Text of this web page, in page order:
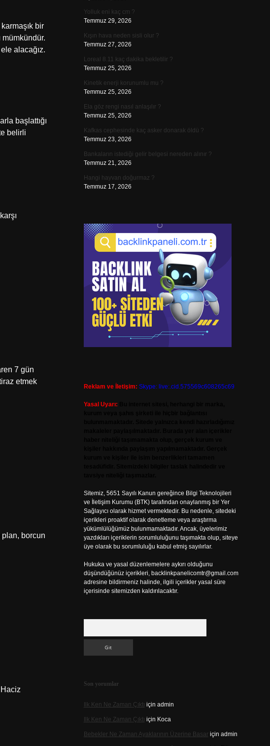
bir
mümkündür.
alacağız.
başlattığı
belirli
7 gün
etmek
plan, borcun
Yolluk eni kaç cm ?
Temmuz 29, 2026
Kışın hava neden sisli olur ?
Temmuz 27, 2026
Loreal 8.11 kaç dakika bekletilir ?
Temmuz 25, 2026
Kinetik enerji korunumlu mu ?
Temmuz 25, 2026
Ela göz rengi nasıl anlaşılır ?
Temmuz 25, 2026
Kafkas cephesinde kaç asker donarak öldü ?
Temmuz 23, 2026
Bankaların istediği gelir belgesi nereden alınır ?
Temmuz 21, 2026
Hangi hayvan doğurmaz ?
Temmuz 17, 2026
Reklam ve İletişim: Skype: live:.cid.575569c608265c69
Yasal Uyarı:
Sitemiz, 5651 Sayılı Kanun gereğince Bilgi Teknolojileri
ve İletişim Kurumu (BTK) tarafından onaylanmış bir Yer
Sağlayıcı olarak hizmet vermektedir. Bu nedenle, sitedeki
içerikleri proaktif olarak denetleme veya araştırma
yükümlülüğümüz bulunmamaktadır. Ancak, üyelerimiz
yazdıkları içeriklerin sorumluluğunu taşımakta olup, siteye
üye olarak bu sorumluluğu kabul etmiş sayılırlar.
Hukuka ve yasal düzenlemelere aykırı olduğunu
düşündüğünüz içerikleri, backlinkpanelicomtr@gmail.com
adresine bildirmeniz halinde, ilgili içerikler yasal süre
içerisinde sitemizden kaldırılacaktır.
Son yorumlar
Ilk Ken Ne Zaman Çıktı için admin
Ilk Ken Ne Zaman Çıktı için Koca
Bebekler Ne Zaman Ayaklarının Üzerine Basariçin admin